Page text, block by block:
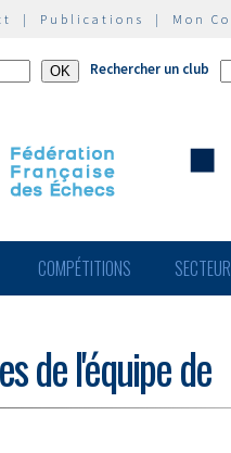
| Publications | Mon
Rechercher un club
COMPÉTITIONS
de l'équipe de